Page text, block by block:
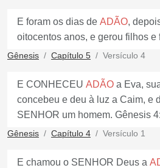
E foram os dias de ADÃO,
oitocentos anos, e gerou filhos e
Gênesis Capítulo 5 Versículo 4
E CONHECEU ADÃO a Eva,
concebeu e deu à luz a Caim, e
SENHOR um homem. Gênesis
Gênesis Capítulo 4 Versículo 1
E chamou o SENHOR Deus a